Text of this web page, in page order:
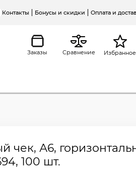
Контакты Бонусы и скидки Оплата и
Заказы Сравнение Избранное
чек, А6,
100 шт.